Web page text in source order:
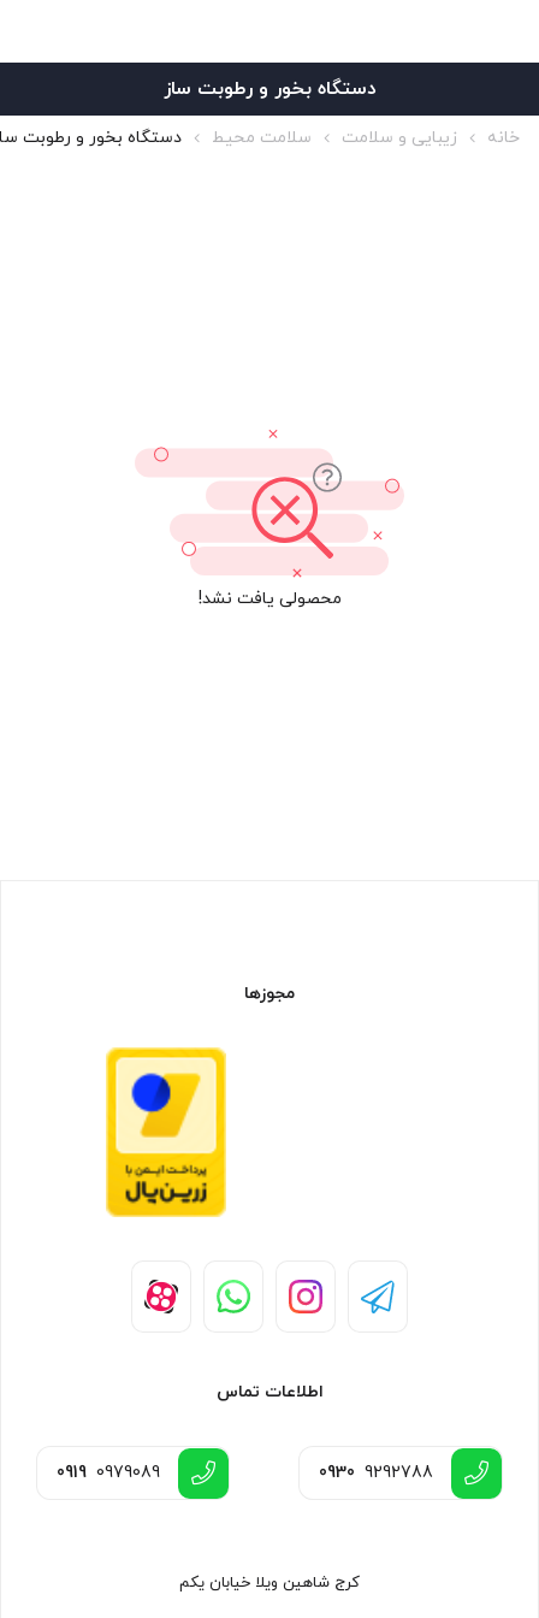
دستگاه بخور و رطوبت ساز
خانه زیبایی و سلامت سلامت محیط دستگاه بخور و رطوبت
محصولی یافت نشد!
مجوزها
اطلاعات تماس
0930 9292788
0919 0979089
کرج شاهین ویلا خیابان یکم